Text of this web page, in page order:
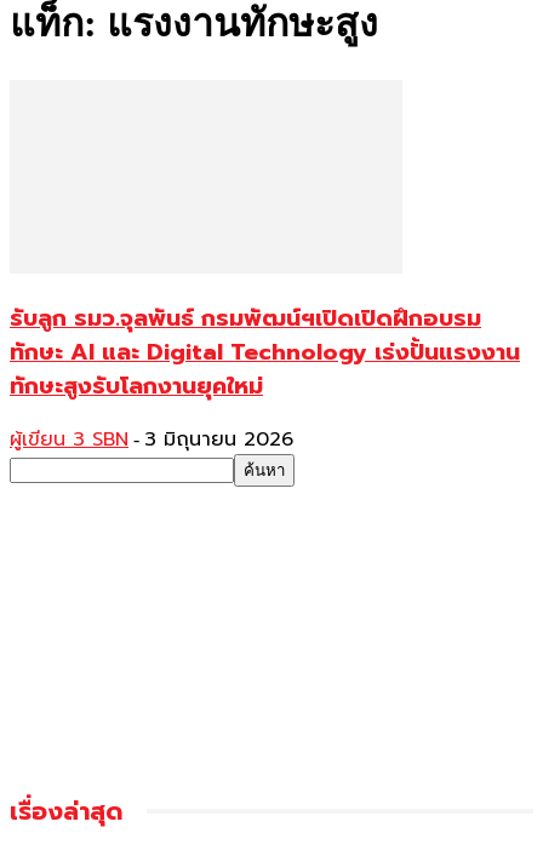
แท็ก: แรงงานทักษะสูง
รับลูก รมว.จุลพันธ์ กรมพัฒน์ฯเปิดเปิดฝึกอบรม
ทักษะ AI และ Digital Technology เร่งปั้นแรงงาน
ทักษะสูงรับโลกงานยุคใหม่
ผู้เขียน 3 SBN - 3 มิถุนายน 2026
เรื่องล่าสุด